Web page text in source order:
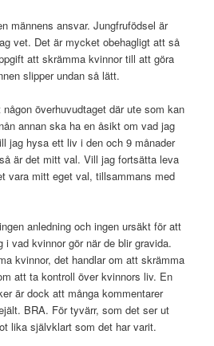
männens ansvar. Jungfrufödsel är
vet. Det är mycket obehagligt att så
att skrämma kvinnor till att göra
slipper undan så lätt.
överhuvudtaget där ute som kan
annan ska ha en åsikt om vad jag
jag hysa ett liv i den och 9 månader
är det mitt val. Vill jag fortsätta leva
vara mitt eget val, tillsammans med
anledning och ingen ursäkt för att
i vad kvinnor gör när de blir gravida.
kvinnor, det handlar om att skrämma
att ta kontroll över kvinnors liv. En
är dock att många kommentarer
BRA. För tyvärr, som det ser ut
lika självklart som det har varit.